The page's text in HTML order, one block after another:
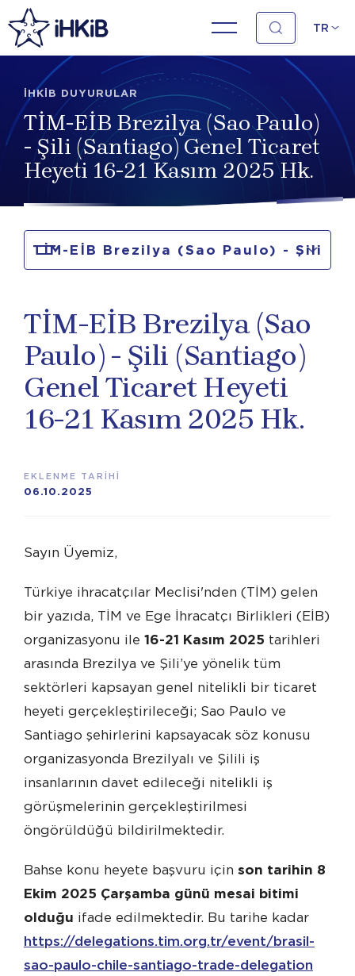
TR
İHKİB DUYURULAR
TİM-EİB Brezilya (Sao Paulo)
- Şili (Santiago) Genel Ticaret
Heyeti 16-21 Kasım 2025 Hk.
TİM-EİB Brezilya (Sao Paulo) - Şili
21 Kasım 2025 Hk.
TİM-EİB Brezilya (Sao
Paulo) - Şili (Santiago)
Genel Ticaret Heyeti
16-21 Kasım 2025 Hk.
EKLENME TARİHİ
06.10.2025
Sayın Üyemiz,
Türkiye ihracatçılar Meclisi'nden (TİM) gelen
bir yazıda, TİM ve Ege İhracatçı Birlikleri (EİB)
organizasyonu ile 16-21 Kasım 2025 tarihleri
arasında Brezilya ve Şili’ye yönelik tüm
sektörleri kapsayan genel nitelikli bir ticaret
heyeti gerçekleştirileceği; Sao Paulo ve
Santiago şehirlerini kapsayacak söz konusu
organizasyonda Brezilyalı ve Şilili iş
insanlarının davet edileceği nitelikli iş
görüşmelerinin gerçekleştirilmesi
öngörüldüğü bildirilmektedir.
Bahse konu heyete başvuru için son tarihin 8
Ekim 2025 Çarşamba günü mesai bitimi
olduğu ifade edilmektedir. Bu tarihe kadar
https://delegations.tim.org.tr/event/brasil-
sao-paulo-chile-santiago-trade-delegation